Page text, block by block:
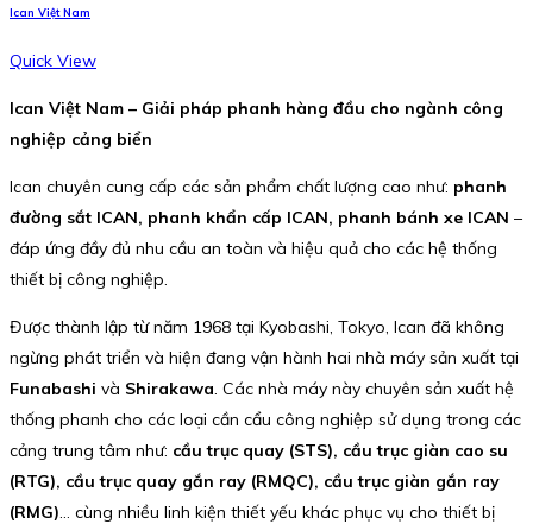
Ican Việt Nam
Quick View
Ican Việt Nam – Giải pháp phanh hàng đầu cho ngành công
nghiệp cảng biển
Ican chuyên cung cấp các sản phẩm chất lượng cao như: phanh
đường sắt ICAN, phanh khẩn cấp ICAN, phanh bánh xe ICAN –
đáp ứng đầy đủ nhu cầu an toàn và hiệu quả cho các hệ thống
thiết bị công nghiệp.
Được thành lập từ năm 1968 tại Kyobashi, Tokyo, Ican đã không
ngừng phát triển và hiện đang vận hành hai nhà máy sản xuất tại
Funabashi và Shirakawa. Các nhà máy này chuyên sản xuất hệ
thống phanh cho các loại cần cẩu công nghiệp sử dụng trong các
cảng trung tâm như: cầu trục quay (STS), cầu trục giàn cao su
(RTG), cầu trục quay gắn ray (RMQC), cầu trục giàn gắn ray
(RMG)… cùng nhiều linh kiện thiết yếu khác phục vụ cho thiết bị